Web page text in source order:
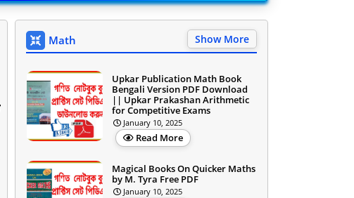
Math Show More
Upkar Publication Math Book
Bengali Version PDF Download
|| Upkar Prakashan Arithmetic
for Competitive Exams
January 10, 2025
Read More
Magical Books On Quicker Maths
by M. Tyra Free PDF
January 10, 2025